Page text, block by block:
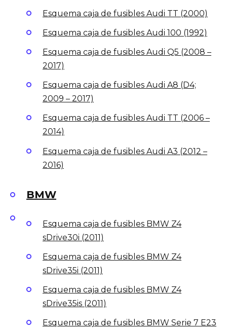
Esquema caja de fusibles Audi TT (2000)
Esquema caja de fusibles Audi 100 (1992)
Esquema caja de fusibles Audi Q5 (2008 –
2017)
Esquema caja de fusibles Audi A8 (D4;
2009 – 2017)
Esquema caja de fusibles Audi TT (2006 –
2014)
Esquema caja de fusibles Audi A3 (2012 –
2016)
BMW
Esquema caja de fusibles BMW Z4
sDrive30i (2011)
Esquema caja de fusibles BMW Z4
sDrive35i (2011)
Esquema caja de fusibles BMW Z4
sDrive35is (2011)
Esquema caja de fusibles BMW Serie 7 E23